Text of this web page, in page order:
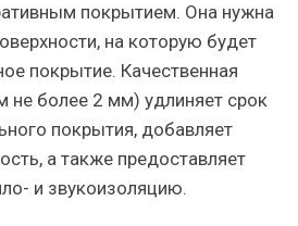
покрытием. Она нужна
на которую будет
покрытие. Качественная
не более 2 мм) удлиняет срок
покрытия, добавляет
а также предоставляет
и звукоизоляцию.